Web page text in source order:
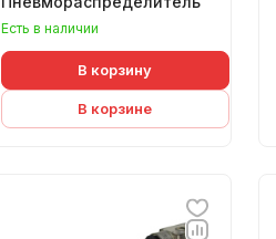
Есть в наличии
В корзину
В корзине